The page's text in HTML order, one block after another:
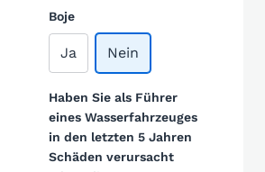
Boje
Ja Nein
Haben Sie als Führer
eines Wasserfahrzeuges
in den letzten 5 Jahren
Schäden verursacht